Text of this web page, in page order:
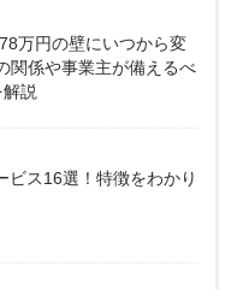
万円の壁にいつから変
関係や事業主が備えるべ
説
ビス16選！特徴をわかり